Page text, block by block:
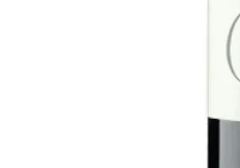
BOISSONS SANS ALCOOL